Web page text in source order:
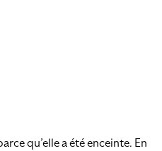
qu’elle a été enceinte. En